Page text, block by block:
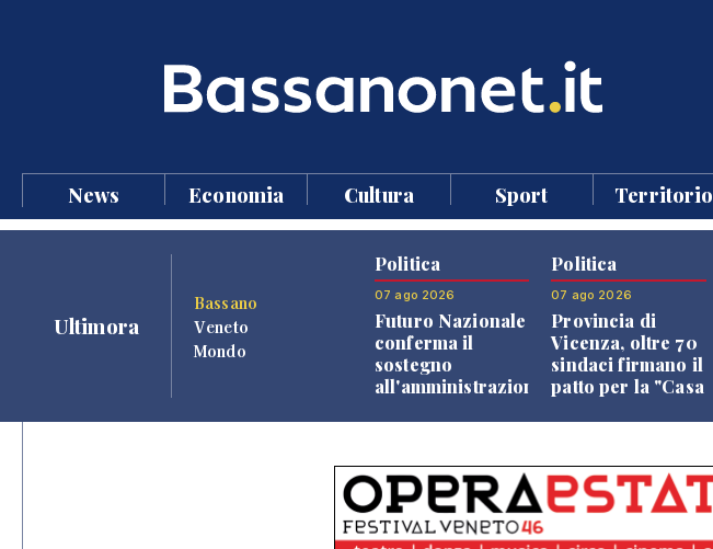
News Economia Cultura Sport Territorio
Ultimora
Bassano
Veneto
Mondo
Politica
07 ago 2026
Futuro Nazionale
conferma il
sostegno
all'amministrazione
Politica
07 ago 2026
Provincia di
Vicenza, oltre 70
sindaci firmano il
patto per la "Casa